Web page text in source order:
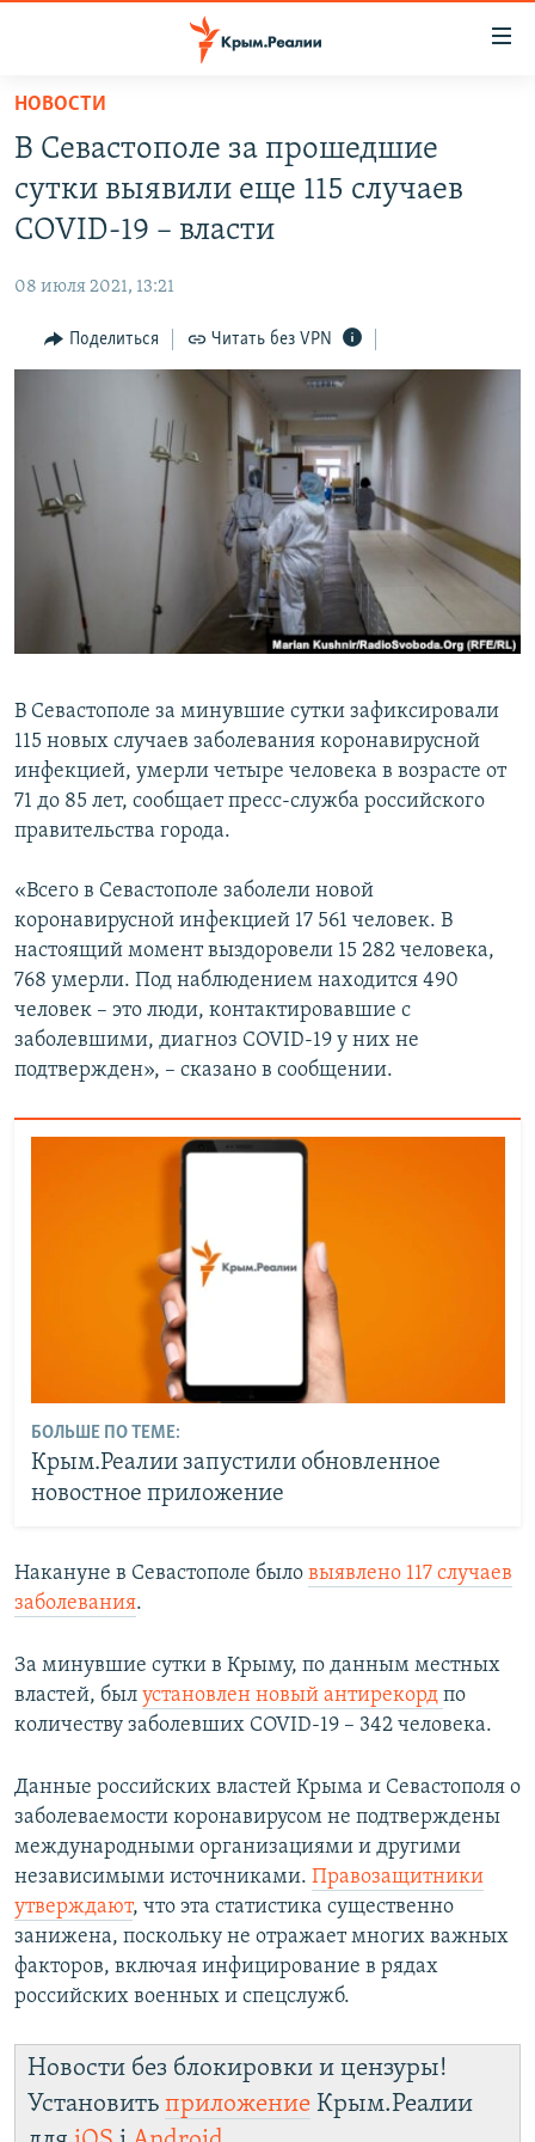
Вернуться
основному
содержанию
Вернутся
главной
Вернутся
ГРУЗ 200
11 ЛЕТ ОККУПАЦИИ КРЫМА. 11 ИСТОРИЙ СОПРОТИВЛЕНИЯ
ВОДА
ЕЩЕ
ИНТЕРАКТИВ
ТЕЛЕПРОЕКТ КРЫМ.РЕАЛИИ
СОВЕТЫ ПРАВОЗАЩИТНИКОВ
ПРОПАВШИЕ БЕЗ ВЕСТИ
ПОБЕДИТЕЛЕЙ НЕ СУДЯТ?
КРЫМ.НЕПОКОРЕННЫЙ
ELIFBE
РАДІО СВОБОДА
КАК ОБОЙТИ БЛОКИРОВКУ
Qırımtatar
ПРИСОЕДИНЯЙТЕСЬ!
Все сайты RFE/RL
НОВОСТИ
В Севастополе за прошедшие
сутки выявили еще 115 случаев
COVID-19 – власти
08 июля 2021, 13:21
Поделиться Читать без VPN
В Севастополе за минувшие сутки зафиксировали
115 новых случаев заболевания коронавирусной
инфекцией, умерли четыре человека в возрасте от
71 до 85 лет, сообщает пресс-служба российского
правительства города.
«Всего в Севастополе заболели новой
коронавирусной инфекцией 17 561 человек. В
настоящий момент выздоровели 15 282 человека,
768 умерли. Под наблюдением находится 490
человек – это люди, контактировавшие с
заболевшими, диагноз COVID-19 у них не
подтвержден», – сказано в сообщении.
БОЛЬШЕ ПО ТЕМЕ:
Крым.Реалии запустили обновленное
новостное приложение
Накануне в Севастополе было выявлено 117 случаев
заболевания.
За минувшие сутки в Крыму, по данным местных
властей, был установлен новый антирекорд по
количеству заболевших COVID-19 – 342 человека.
Данные российских властей Крыма и Севастополя о
заболеваемости коронавирусом не подтверждены
международными организациями и другими
независимыми источниками. Правозащитники
утверждают, что эта статистика существенно
занижена, поскольку не отражает многих важных
факторов, включая инфицирование в рядах
российских военных и спецслужб.
Новости без блокировки и цензуры!
Установить приложение Крым.Реалии